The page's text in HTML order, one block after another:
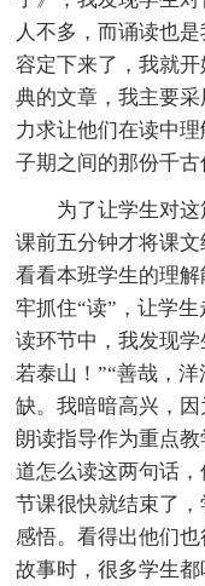
人不多，而诵读也
容定下来了，我就
典的文章，我主要
力求让他们在读中
子期之间的那份千古
为了让学生对
课前五分钟才将课
看看本班学生的理
牢抓住“读”，让学
读环节中，我发现
若泰山！”“善哉，
缺。我暗暗高兴，
朗读指导作为重点
道怎么读这两句话
节课很快就结束了
感悟。看得出他们
故事时，很多学生